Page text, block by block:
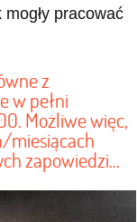
pracować
z
w pełni
Możliwe więc,
miesiącach
zapowiedzi...